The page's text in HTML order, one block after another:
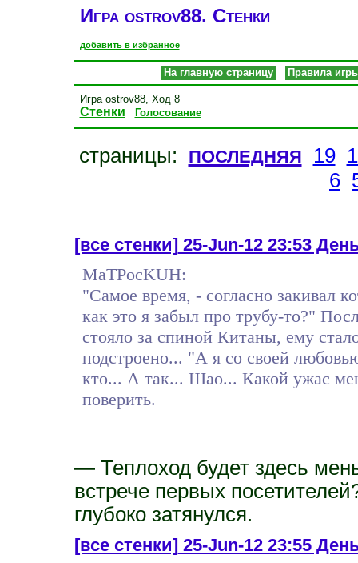
Игра ostrov88. Стенки
добавить в избранное
На главную страницу Правила
Игра ostrov88, Ход 8
Стенки Голосование
страницы: последняя 19
6
[все стенки]25-Jun-12 23:53
MaTPocKUH:
"Самое время, - согласно закивал
как это я забыл про трубу-то?"
стояло за спиной Китаны, ему
подстроено... "А я со своей
кто... А так... Шао... Какой ужас
поверить.
— Теплоход будет здесь
встрече первых
глубоко затянулся.
[все стенки]25-Jun-12 23:55